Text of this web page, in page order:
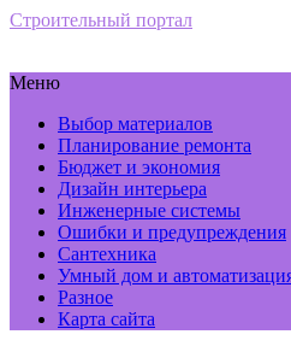
Строительный портал
Меню
Выбор материалов
Планирование ремонта
Бюджет и экономия
Дизайн интерьера
Инженерные системы
Ошибки и предупреждения
Сантехника
Умный дом и
Разное
Карта сайта